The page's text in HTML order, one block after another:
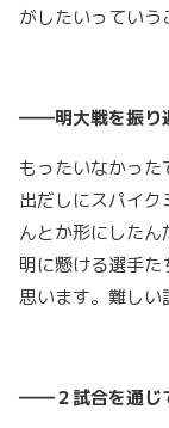
がしたいっていう
――明大戦を振り
もったいなかっ
出だしにスパイ
んとか形にした
明に懸ける選手
思います。難しい
――２試合を通じ